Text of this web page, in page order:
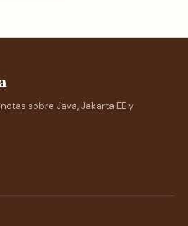
sobre Java, Jakarta EE y